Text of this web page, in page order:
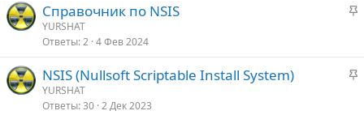
З
р
е
Справочник по NSIS
YURSHAT
Ответы 2 4 Фев 2024
З
NSIS (Nullsoft Scriptable Install System)
YURSHAT
Ответы 30 2 Дек 2023